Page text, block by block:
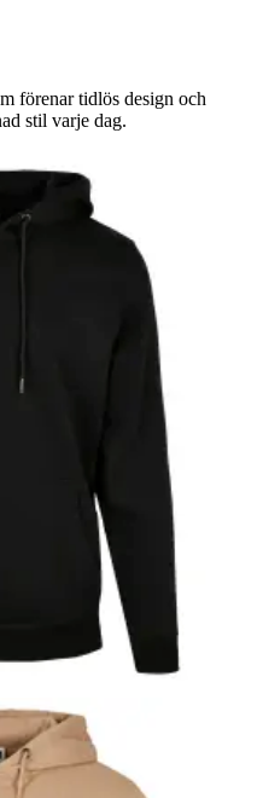
förenar tidlös design och
stil varje dag.